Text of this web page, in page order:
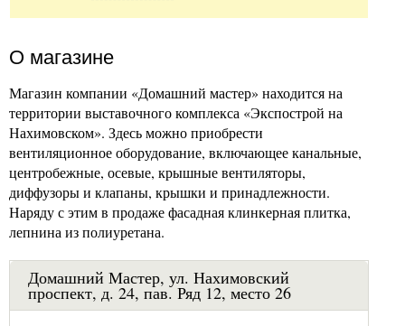
О магазине
Магазин компании «Домашний мастер» находится на
территории выставочного комплекса «Экспострой на
Нахимовском». Здесь можно приобрести
вентиляционное оборудование, включающее канальные,
центробежные, осевые, крышные вентиляторы,
диффузоры и клапаны, крышки и принадлежности.
Наряду с этим в продаже фасадная клинкерная плитка,
лепнина из полиуретана.
Домашний Мастер, ул. Нахимовский
проспект, д. 24, пав. Ряд 12, место 26